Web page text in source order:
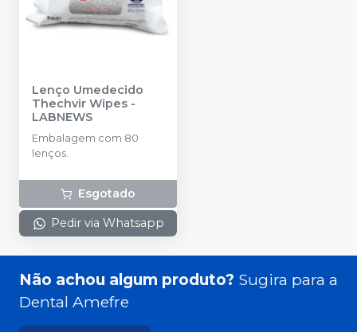
Lenço Umedecido
Thechvir Wipes -
LABNEWS
Embalagem com 80
lenços.
Esgotado
Pedir via Whatsapp
Não achou algum produto? Sugira para a
Dental Amefre